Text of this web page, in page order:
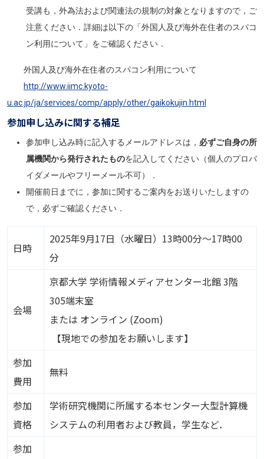
受講も，外為法および関連法の規制の対象となりますので，ご
注意ください．詳細は以下の「外国人及び海外在住者のスパコ
ン利用について」をご確認ください．
外国人及び海外在住者のスパコン利用について
http://www.iimc.kyoto-
u.ac.jp/ja/services/comp/apply/other/gaikokujin.html
参加申し込みに関する補足
参加申し込み時に記入するメールアドレスは， 必ずご自身の所
属機関から発行されたものを記入してください（個人のプロバ
イダメールやフリーメール不可）．
開催前日までに，参加に関するご案内をお送りいたしますの
で，必ずご確認ください．
日時
2025年9月17日（水曜日）13時00分～17時00
分
会場
京都大学 学術情報メディアセンター北館 3階
305端末室
または オンライン (Zoom)
【現地での参加をお願いします】
参加
費用
無料
参加
資格
学術研究機関に所属する本センター大型計算機
システムの利用者および教員，学生など．
参加